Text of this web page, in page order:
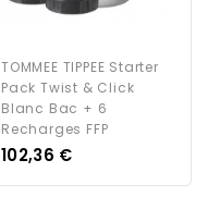
TOMMEE TIPPEE Starter
Pack Twist & Click
Blanc Bac + 6
Recharges FFP
Prix
102,36 €